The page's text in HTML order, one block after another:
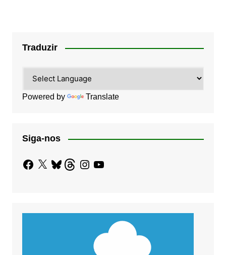
Traduzir
Powered by Translate
Siga-nos
Facebook
X BlueskyThreadsInstagram
YouTube